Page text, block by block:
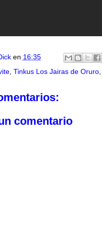
en 16:35
, Tinkus Los Jairas de Oruro,
comentario